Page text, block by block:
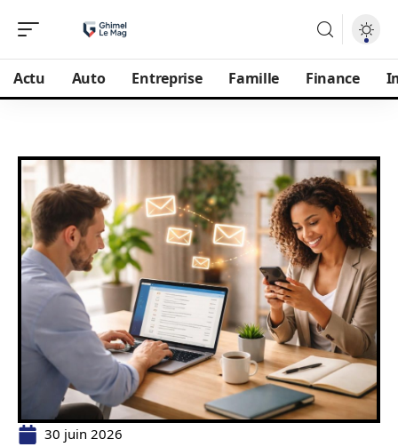
Actu Auto Entreprise Famille Finance
30 juin 2026